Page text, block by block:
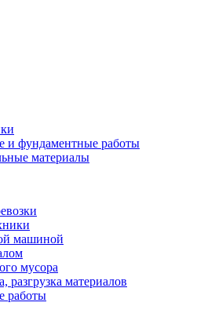
и фундаментные работы
материалы
машиной
мусора
разгрузка материалов
работы